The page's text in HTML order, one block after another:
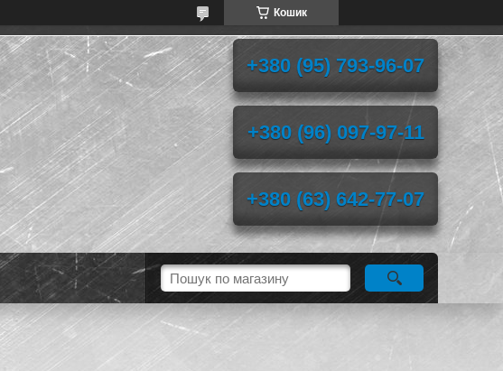
Кошик
+380 (95) 793-96-07
+380 (96) 097-97-11
+380 (63) 642-77-07